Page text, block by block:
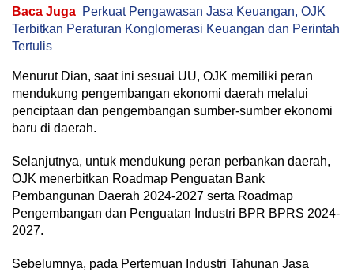
Baca Juga Perkuat Pengawasan Jasa Keuangan, OJK
Terbitkan Peraturan Konglomerasi Keuangan dan Perintah
Tertulis
Menurut Dian, saat ini sesuai UU, OJK memiliki peran
mendukung pengembangan ekonomi daerah melalui
penciptaan dan pengembangan sumber-sumber ekonomi
baru di daerah.
Selanjutnya, untuk mendukung peran perbankan daerah,
OJK menerbitkan Roadmap Penguatan Bank
Pembangunan Daerah 2024-2027 serta Roadmap
Pengembangan dan Penguatan Industri BPR BPRS 2024-
2027.
Sebelumnya, pada Pertemuan Industri Tahunan Jasa